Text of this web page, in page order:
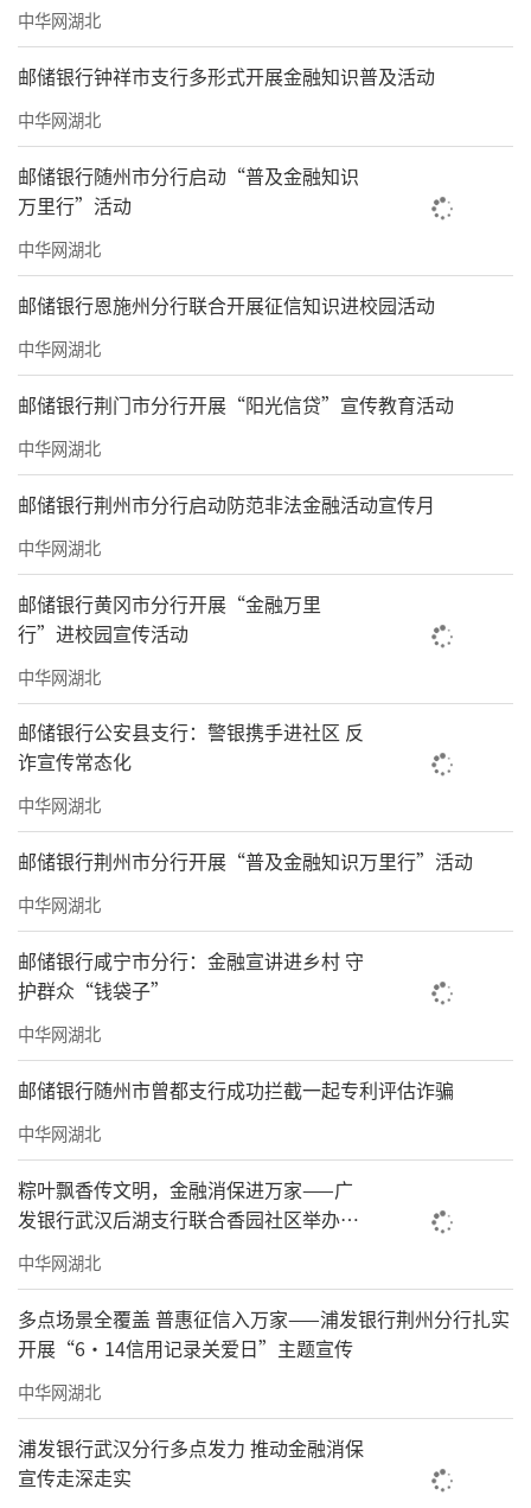
中华网湖北
邮储银行钟祥市支行多形式开展金融知识普及活动
中华网湖北
邮储银行随州市分行启动“普及金融知识
万里行”活动
中华网湖北
邮储银行恩施州分行联合开展征信知识进校园活动
中华网湖北
邮储银行荆门市分行开展“阳光信贷”宣传教育活动
中华网湖北
邮储银行荆州市分行启动防范非法金融活动宣传月
中华网湖北
邮储银行黄冈市分行开展“金融万里
行”进校园宣传活动
中华网湖北
邮储银行公安县支行：警银携手进社区 反
诈宣传常态化
中华网湖北
邮储银行荆州市分行开展“普及金融知识万里行”活动
中华网湖北
邮储银行咸宁市分行：金融宣讲进乡村 守
护群众“钱袋子”
中华网湖北
邮储银行随州市曾都支行成功拦截一起专利评估诈骗
中华网湖北
粽叶飘香传文明，金融消保进万家——广
发银行武汉后湖支行联合香园社区举办端
午文艺汇演
中华网湖北
多点场景全覆盖 普惠征信入万家——浦发银行荆州分行扎实
开展“6·14信用记录关爱日”主题宣传
中华网湖北
浦发银行武汉分行多点发力 推动金融消保
宣传走深走实